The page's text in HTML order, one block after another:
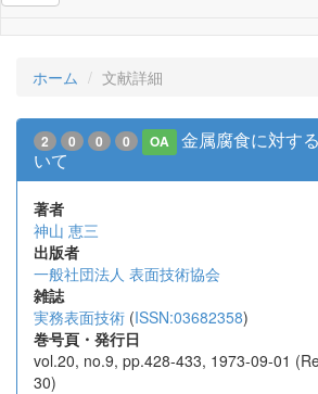
ホーム 文献詳細
2 0 0 0 OA
金属腐食に対す
いて
著者
神山 恵三
出版者
一般社団法人 表面技術協会
雑誌
実務表面技術 (ISSN:03682358)
巻号頁・発行日
vol.20, no.9, pp.428-433, 1973-09-01
30)